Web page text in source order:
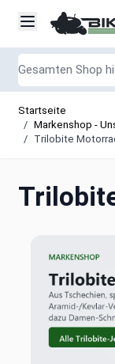
Startseite
/ Markenshop -
/ Trilobite